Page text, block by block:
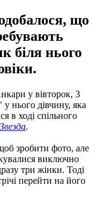
що
біля нього
у вівторок, 3
нього дівчину, яка
в ході спільного
Звезда.
зробити фото, але
виключно
три жінки. Тоді
перейти на його